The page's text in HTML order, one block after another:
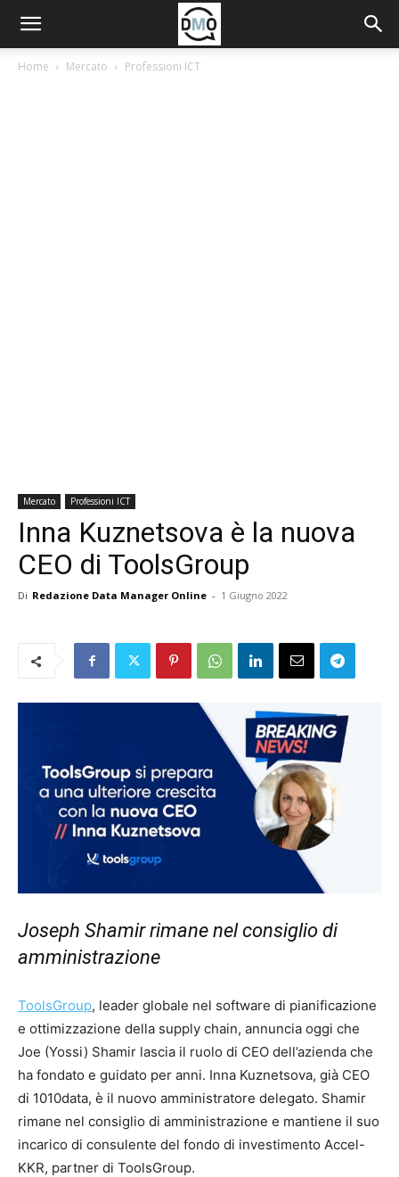
Home Mercato Professioni ICT
Mercato Professioni ICT
Inna Kuznetsova è la nuova
CEO di ToolsGroup
Di Redazione Data Manager Online - 1 Giugno 2022
Joseph Shamir rimane nel consiglio di
amministrazione
ToolsGroup, leader globale nel software di pianificazione
e ottimizzazione della supply chain, annuncia oggi che
Joe (Yossi) Shamir lascia il ruolo di CEO dell’azienda che
ha fondato e guidato per anni. Inna Kuznetsova, già CEO
di 1010data, è il nuovo amministratore delegato. Shamir
rimane nel consiglio di amministrazione e mantiene il suo
incarico di consulente del fondo di investimento Accel-
KKR, partner di ToolsGroup.